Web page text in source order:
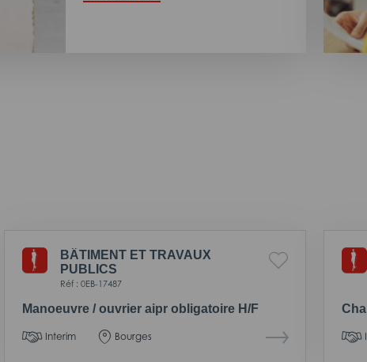
BÂTIMENT ET TRAVAUX
PUBLICS
Réf : 0EB-17487
Manoeuvre / ouvrier aipr obligatoire H/F
Interim Bourges